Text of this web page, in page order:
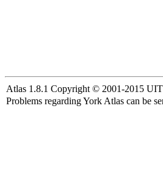
Atlas 1.8.1 Copyright © 2001-2015
Problems regarding York Atlas can be